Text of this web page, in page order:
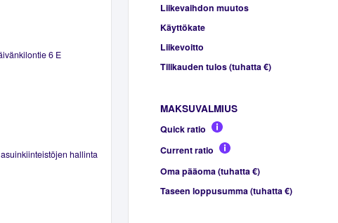
6 E
hallinta
Liikevaihdon muutos
Käyttökate
Liikevoitto
Tilikauden tulos (tuhatta €)
MAKSUVALMIUS
Quick ratio
Current ratio
Oma pääoma (tuhatta €)
Taseen loppusumma (tuhatta €)